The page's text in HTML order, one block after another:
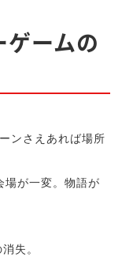
ームの
ンさえあれば場所
場が一変。物語が
失。